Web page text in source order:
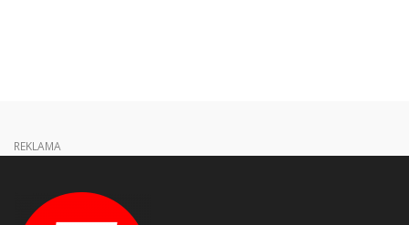
REKLAMA